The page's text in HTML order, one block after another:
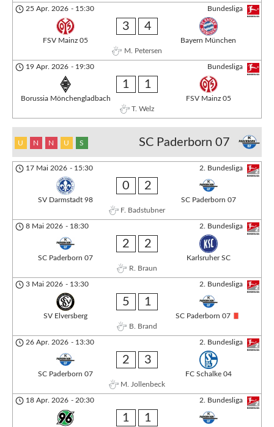
Bundesliga
25 Apr. 2026 - 15:30
FSV Mainz 05
3 4
Bayern München
M. Petersen
Bundesliga
19 Apr. 2026 - 19:30
Borussia Mönchengladbach
1 1
FSV Mainz 05
T. Welz
SC Paderborn 07
U N N U S
2. Bundesliga
17 Mai 2026 - 15:30
SV Darmstadt 98
0 2
SC Paderborn 07
F. Badstubner
2. Bundesliga
8 Mai 2026 - 18:30
SC Paderborn 07
2 2
Karlsruher SC
R. Braun
2. Bundesliga
3 Mai 2026 - 13:30
SV Elversberg
5 1
SC Paderborn 07
B. Brand
2. Bundesliga
26 Apr. 2026 - 13:30
SC Paderborn 07
2 3
FC Schalke 04
M. Jollenbeck
2. Bundesliga
18 Apr. 2026 - 20:30
1 1